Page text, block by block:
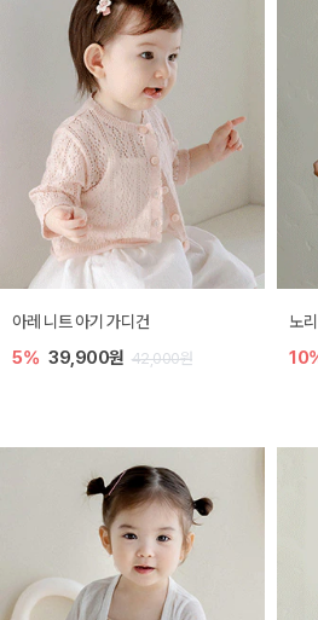
[SIZE ~6Y] 로메이 라운지 셋업
10% 23,400원 26,000원
밀